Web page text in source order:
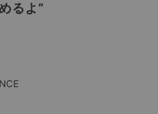
るよ”